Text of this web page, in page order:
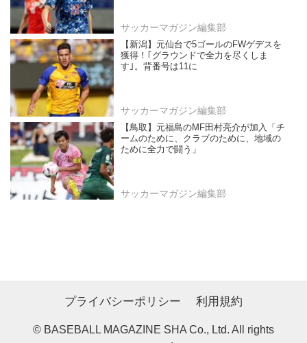
サッカーマガジン編集部
【新潟】元仙台で5ゴールのFWゲデスを
獲得！｢グラウンドで全力を尽くしま
す｣。背番号は11に
サッカーマガジン編集部
【鳥取】元福島のMF田村亮介が加入「チ
ームのために、クラブのために、地域の
ために全力で闘う」
サッカーマガジン編集部
プライバシーポリシー 利用規約
© BASEBALL MAGAZINE SHA Co., Ltd. All rights